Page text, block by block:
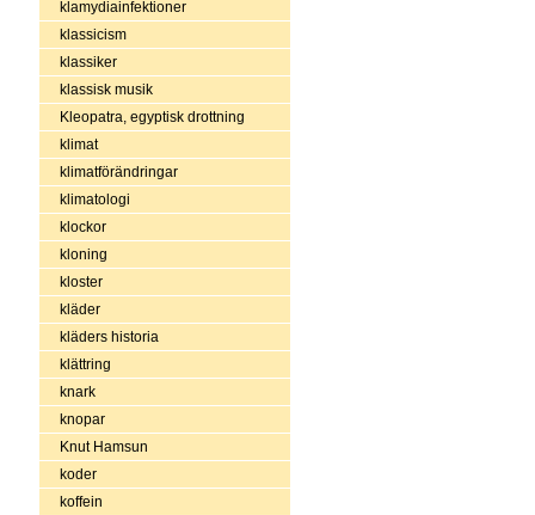
klamydiainfektioner
klassicism
klassiker
klassisk musik
Kleopatra, egyptisk drottning
klimat
klimatförändringar
klimatologi
klockor
kloning
kloster
kläder
kläders historia
klättring
knark
knopar
Knut Hamsun
koder
koffein